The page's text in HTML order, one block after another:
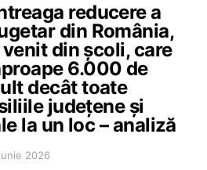
reducere a
din România,
din școli, care
6.000 de
decât toate
județene și
la un loc – analiză
2026